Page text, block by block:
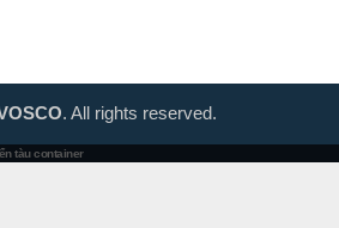
. All rights reserved.
tàu container